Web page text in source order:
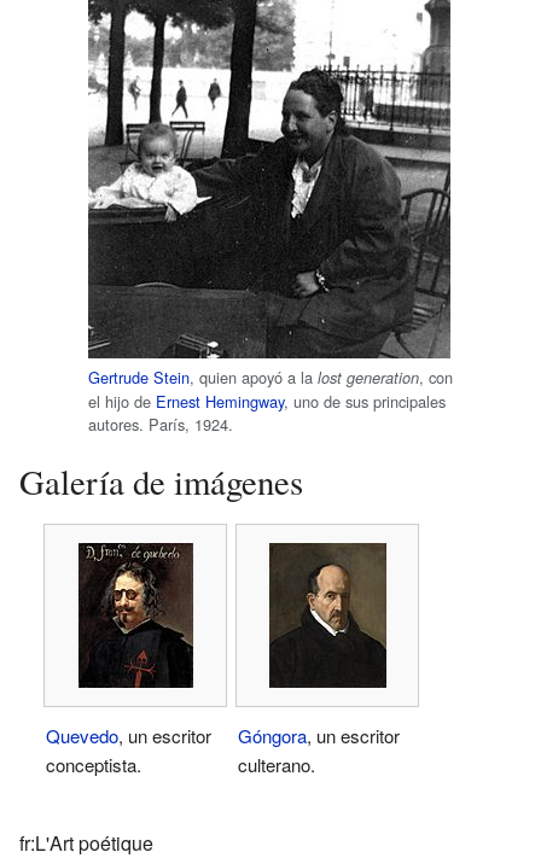
Gertrude Stein, quien apoyó a la lost generation, con
el hijo de Ernest Hemingway, uno de sus principales
autores. París, 1924.
Galería de imágenes
Quevedo, un escritor
conceptista.
Góngora, un escritor
culterano.
fr:L'Art poétique